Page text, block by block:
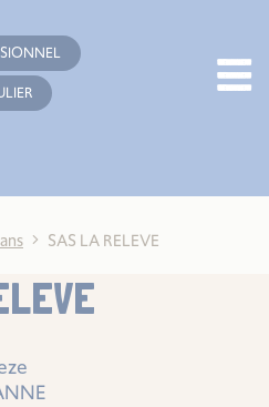
SAS LA RELEVE